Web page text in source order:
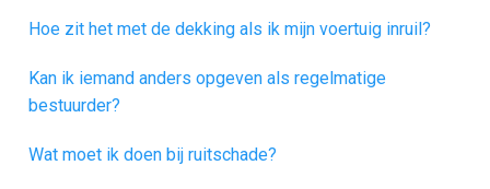
Hoe zit het met de dekking als ik mijn voertuig inruil?
Kan ik iemand anders opgeven als regelmatige
bestuurder?
Wat moet ik doen bij ruitschade?